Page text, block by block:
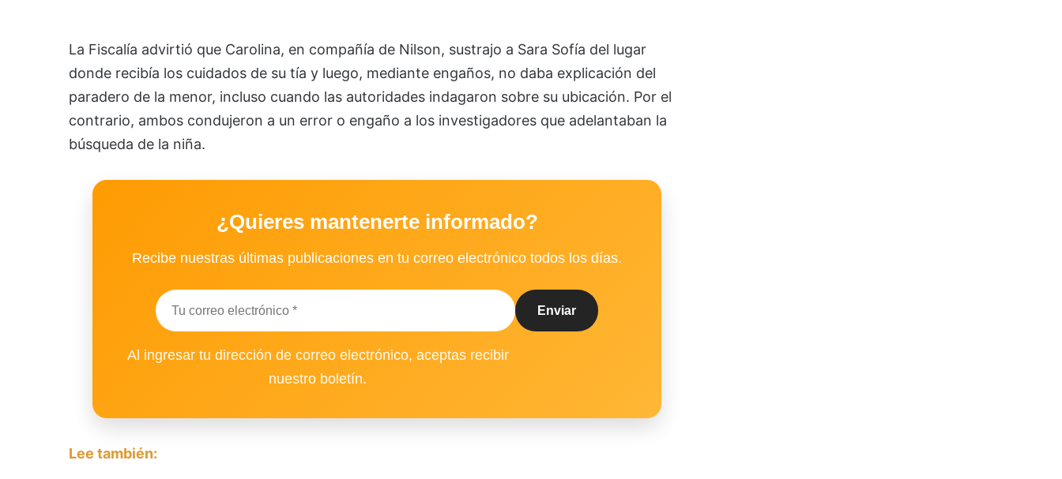
La Fiscalía advirtió que Carolina, en compañía de Nilson, sustrajo a Sara Sofía del lugar
donde recibía los cuidados de su tía y luego, mediante engaños, no daba explicación del
paradero de la menor, incluso cuando las autoridades indagaron sobre su ubicación. Por el
contrario, ambos condujeron a un error o engaño a los investigadores que adelantaban la
búsqueda de la niña.
¿Quieres mantenerte informado?
Recibe nuestras últimas publicaciones en tu correo electrónico todos los días.
Al ingresar tu dirección de correo electrónico, aceptas recibir
nuestro boletín.
Lee también: